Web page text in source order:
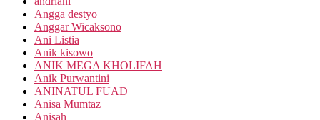
Angga destyo
Anggar Wicaksono
Ani Listia
Anik kisowo
ANIK MEGA KHOLIFAH
Anik Purwantini
ANINATUL FUAD
Anisa Mumtaz
Anisah